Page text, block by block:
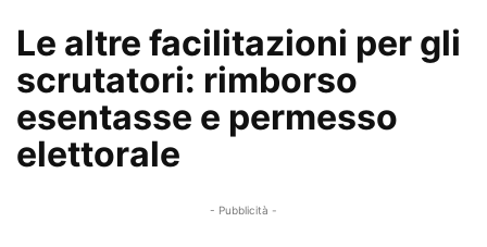
Le altre facilitazioni per gli
scrutatori: rimborso
esentasse e permesso
elettorale
- Pubblicità -